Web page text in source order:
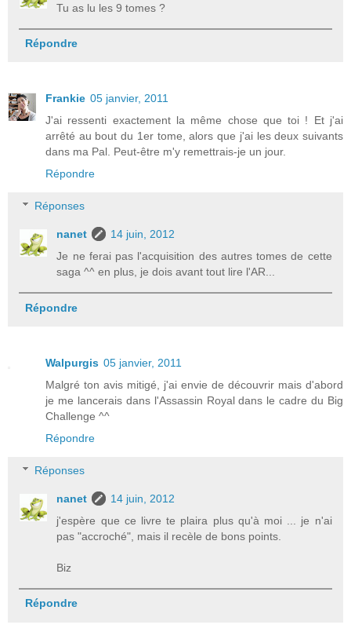
Tu as lu les 9 tomes ?
Répondre
Frankie 05 janvier, 2011
J'ai ressenti exactement la même chose que toi ! Et j'ai
arrêté au bout du 1er tome, alors que j'ai les deux suivants
dans ma Pal. Peut-être m'y remettrais-je un jour.
Répondre
Réponses
nanet
14 juin, 2012
Je ne ferai pas l'acquisition des autres tomes de cette
saga ^^ en plus, je dois avant tout lire l'AR...
Répondre
Walpurgis 05 janvier, 2011
Malgré ton avis mitigé, j'ai envie de découvrir mais d'abord
je me lancerais dans l'Assassin Royal dans le cadre du Big
Challenge ^^
Répondre
Réponses
nanet
14 juin, 2012
j'espère que ce livre te plaira plus qu'à moi ... je n'ai
pas "accroché", mais il recèle de bons points.
Biz
Répondre